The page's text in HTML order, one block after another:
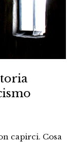
capirci. Cosa